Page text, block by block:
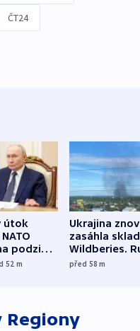
ČT24
útok
podzim,
služby
52 m
Ukrajina
zasáhla
Wildberies.
útočili v
před 58m
Regiony